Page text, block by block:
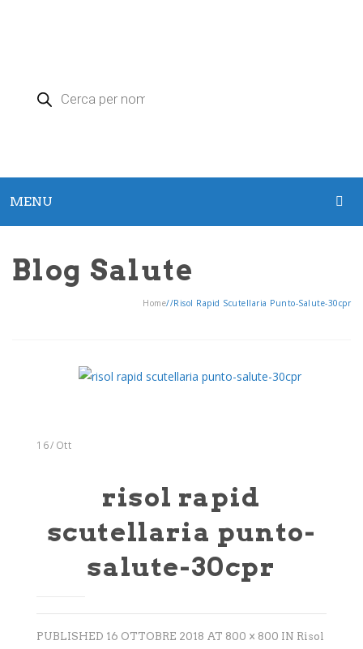
search
MENU
PRODOTTI
Integratori
Rimedi Naturali
Bagni derivativi
Dispositivi medici
Alimenti bio
Sport
Blog Salute
Home//Risol Rapid Scutellaria Punto-Salute-30cpr
16/ Ott
risol rapid
scutellaria punto-
salute-30cpr
PUBLISHED 16 OTTOBRE 2018 AT 800 × 800 IN Risol